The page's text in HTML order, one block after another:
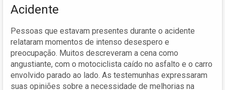
Acidente
Pessoas que estavam presentes durante o acidente
relataram momentos de intenso desespero e
preocupação. Muitos descreveram a cena como
angustiante, com o motociclista caído no asfalto e o carro
envolvido parado ao lado. As testemunhas expressaram
suas opiniões sobre a necessidade de melhorias na